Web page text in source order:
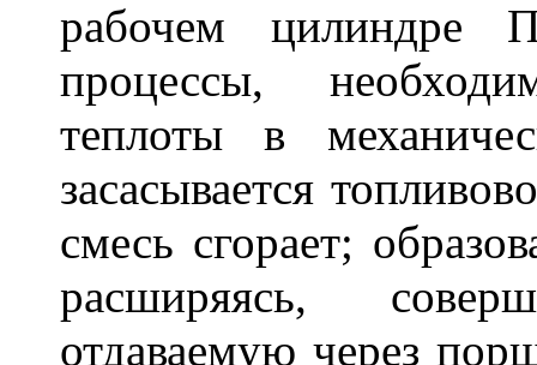
рабочем цилиндре
процессы,
теплоты в
засасывается
смесь сгорает;
расширяясь,
отдаваемую через